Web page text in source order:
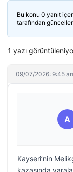
Bu konu 0 yanıt
tarafından
1 yazı
09/07/2026: 9:45
A
Kayseri’nin
kazasında